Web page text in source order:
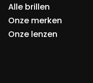
Alle brillen
Onze merken
Onze lenzen